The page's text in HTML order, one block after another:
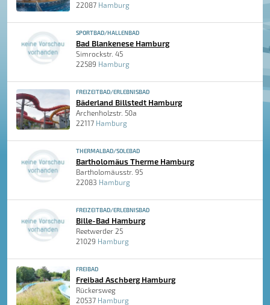
22087 Hamburg
SPORTBAD/HALLENBAD
Bad Blankenese Hamburg
Simrockstr. 45
22589 Hamburg
FREIZEITBAD/ERLEBNISBAD
Bäderland Billstedt Hamburg
Archenholzstr. 50a
22117 Hamburg
THERMALBAD/SOLEBAD
Bartholomäus Therme Hamburg
Bartholomäusstr. 95
22083 Hamburg
FREIZEITBAD/ERLEBNISBAD
Bille-Bad Hamburg
Reetwerder 25
21029 Hamburg
FREIBAD
Freibad Aschberg Hamburg
Rückersweg
20537 Hamburg